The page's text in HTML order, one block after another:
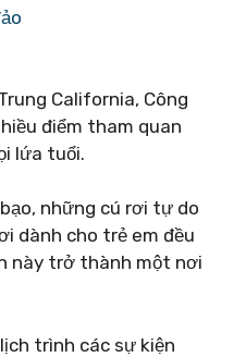
California, Công
điểm tham quan
lứa tuổi.
những cú rơi tự do
dành cho trẻ em đều
này trở thành một nơi
trình các sự kiện